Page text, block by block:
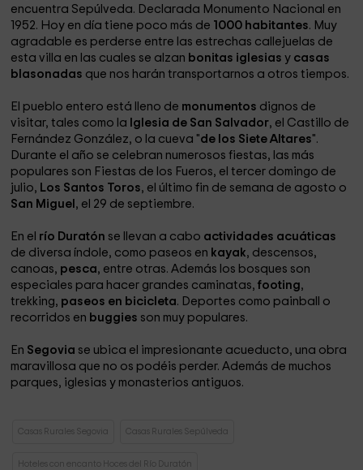
encuentra Sepúlveda. Declarada Monumento Nacional en
1952. Hoy en día tiene poco más de 1000 habitantes. Muy
agradable es perderse entre las estrechas callejuelas de
esta villa en las cuales se alzan bonitas iglesiasy casas
blasonadas que nos harán transportarnos a otros tiempos.
El pueblo entero está lleno de monumentos dignos de
visitar, tales como la Iglesia de San Salvador, el Castillo de
Fernández González, o la cueva "de los Siete Altares".
Durante el año se celebran numerosos fiestas, las más
populares son Fiestas de los Fueros, el tercer domingo de
julio, Los Santos Toros, el último fin de semana de agosto o
San Miguel , el 29 de septiembre.
En el río Duratón se llevan a cabo actividades acuáticas
de diversa índole, como paseos en kayak, descensos,
canoas, pesca, entre otras. Además los bosques son
especiales para hacer grandes caminatas,footing,
trekking, paseos en bicicleta. Deportes como painball o
recorridos en buggies son muy populares.
En Segovia se ubica el impresionante acueducto, una obra
maravillosa que no os podéis perder. Además de muchos
parques, iglesias y monasterios antiguos.
Casas Rurales Segovia Casas Rurales Sepúlveda
Hoteles con encanto Hoces del Río Duratón